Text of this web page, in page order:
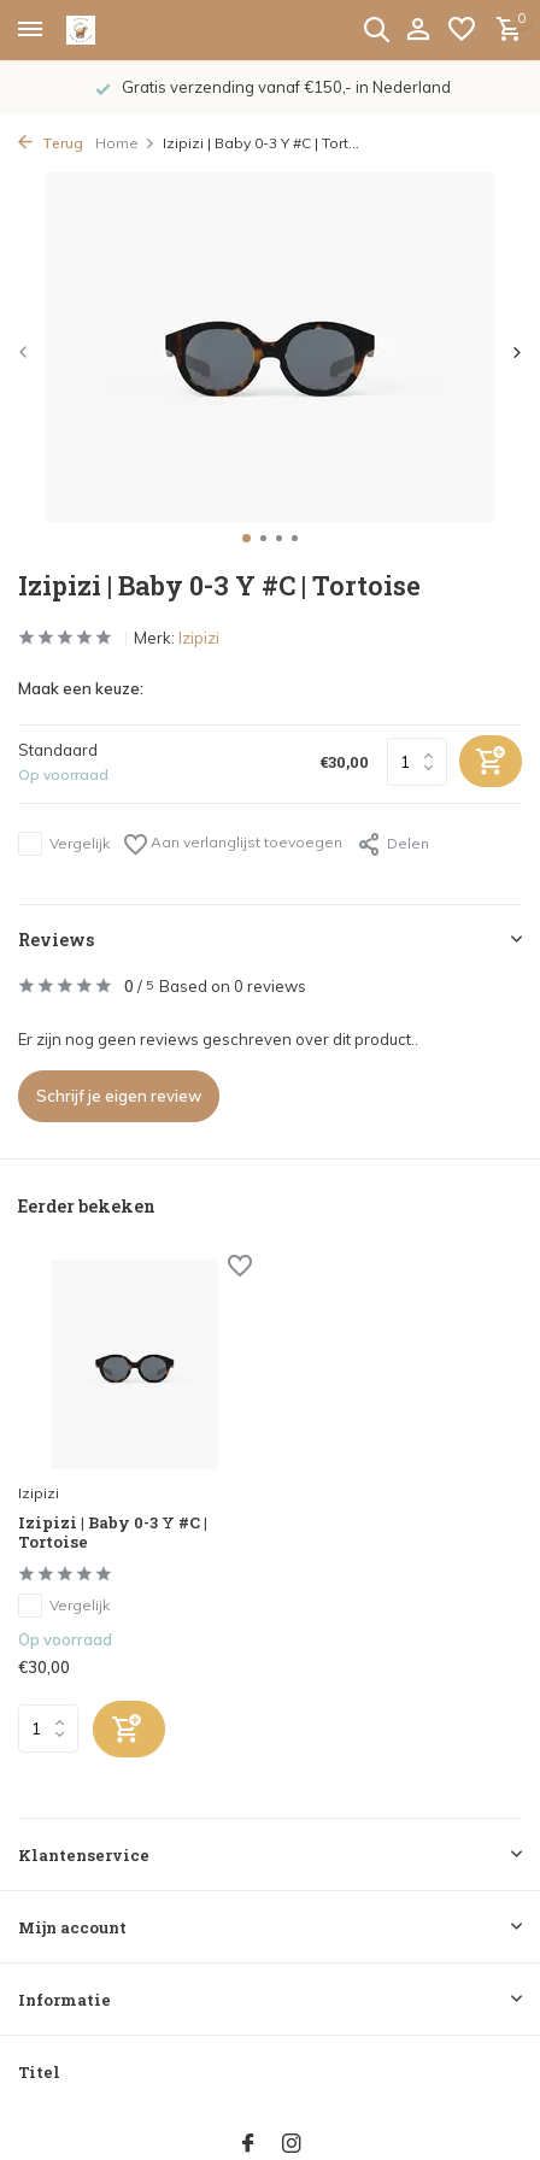
0
Gratis verzending vanaf €150,- in Nederland
Terug Home Izipizi | Baby 0-3 Y #C | Tort...
Izipizi | Baby 0-3 Y #C | Tortoise
Merk: Izipizi
Maak een keuze:
Standaard
Op voorraad
€30,00
Vergelijk Aan verlanglijst toevoegen Delen
Reviews
0 / 5 Based on 0 reviews
Er zijn nog geen reviews geschreven over dit product..
Schrijf je eigen review
Eerder bekeken
Izipizi
Izipizi | Baby 0-3 Y #C |
Tortoise
Vergelijk
Op voorraad
€30,00
Klantenservice
Mijn account
Informatie
Titel